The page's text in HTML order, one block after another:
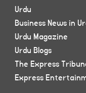
Urdu
Business News in
Urdu Magazine
Urdu Blogs
The Express
Express